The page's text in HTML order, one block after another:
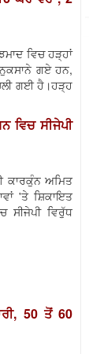
ਵਿਚ ਹੜ੍ਹਾਂ
ਗਏ ਹਨ,
ਗਈ ਹੈ।ਹੜ੍ਹ
ਸੀਜੇਪੀ
ਅਮਿਤ
'ਤੇ ਸ਼ਿਕਾਇਤ
ਵਿਰੁੱਧ
50 ਤੋਂ 60